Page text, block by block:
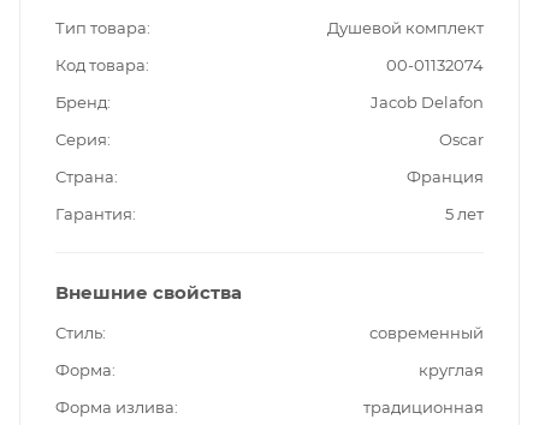
Тип товара
Душевой комплект
Код товара
00-01132074
Бренд
Jacob Delafon
Серия
Oscar
Страна
Франция
Гарантия
5 лет
Внешние свойства
Стиль
современный
Форма
круглая
Форма излива
традиционная